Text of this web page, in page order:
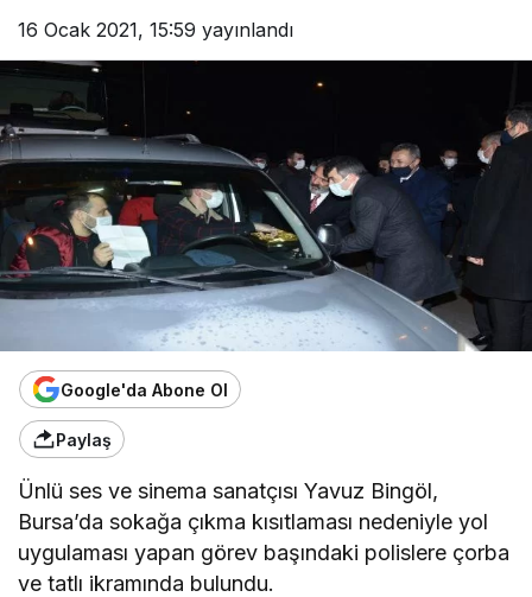
16 Ocak 2021, 15:59 yayınlandı
Google'da Abone Ol
Paylaş
Ünlü ses ve sinema sanatçısı Yavuz Bingöl,
Bursa’da sokağa çıkma kısıtlaması nedeniyle yol
uygulaması yapan görev başındaki polislere çorba
ve tatlı ikramında bulundu.